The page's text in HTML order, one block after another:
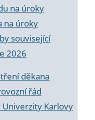
na úroky
na úroky
související
2026
děkana
řád
Karlovy